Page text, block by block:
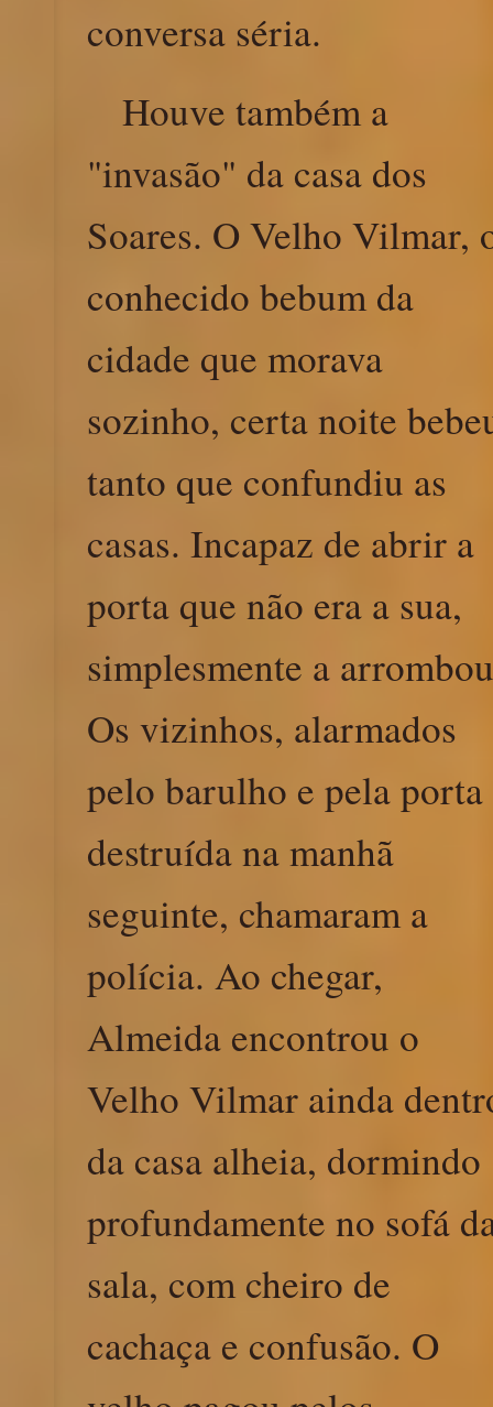
conversa séria.
Houve também a
"invasão" da casa dos
Soares. O Velho Vilmar,
conhecido bebum da
cidade que morava
sozinho, certa noite
tanto que confundiu as
casas. Incapaz de abrir a
porta que não era a sua,
simplesmente a
Os vizinhos, alarmados
pelo barulho e pela porta
destruída na manhã
seguinte, chamaram a
polícia. Ao chegar,
Almeida encontrou o
Velho Vilmar ainda
da casa alheia, dormindo
profundamente no sofá
sala, com cheiro de
cachaça e confusão. O